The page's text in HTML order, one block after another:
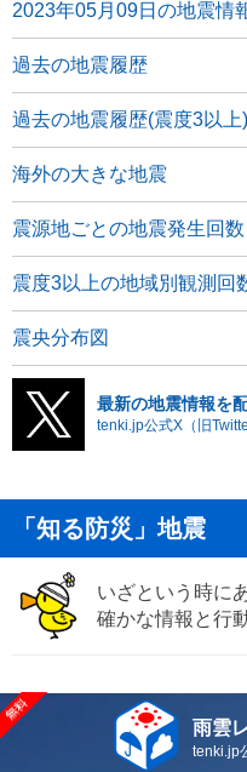
2023年05月09日の地震情
過去の地震履歴
過去の地震履歴(震度3以上)
海外の大きな地震
震源地ごとの地震発生回数
震度3以上の地域別観測回
震央分布図
最新の地震情報を
tenki.jp公式X（旧
「知る防災」地震
いざという時に
確かな情報と行
雨雲
tenki.jp